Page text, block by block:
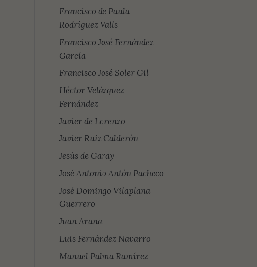
Francisco de Paula
Rodríguez Valls
Francisco José Fernández
García
Francisco José Soler Gil
Héctor Velázquez
Fernández
Javier de Lorenzo
Javier Ruiz Calderón
Jesús de Garay
José Antonio Antón Pacheco
José Domingo Vilaplana
Guerrero
Juan Arana
Luis Fernández Navarro
Manuel Palma Ramírez